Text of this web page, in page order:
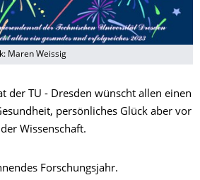
Maren Weissig
der TU - Dresden wünscht allen einen
persönliches Glück aber vor
Wissenschaft.
Forschungsjahr.